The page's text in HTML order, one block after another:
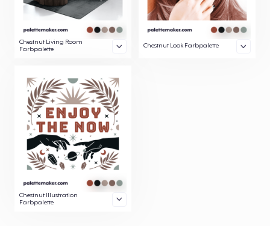
Chestnut Living Room
Farbpalette
Chestnut Look Farbpalette
Chestnut Illustration
Farbpalette